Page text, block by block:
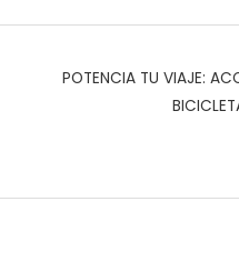
POTENCIA TU VIAJE: